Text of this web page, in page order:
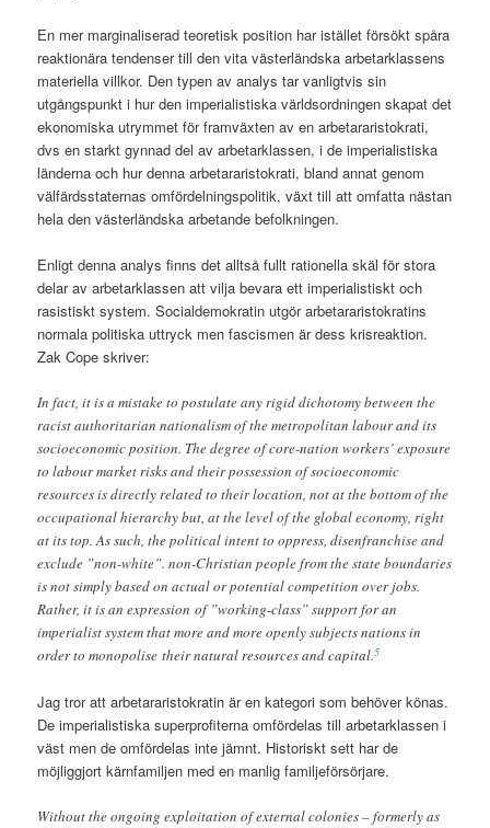
En mer marginaliserad teoretisk position har istället försökt spåra
reaktionära tendenser till den vita västerländska arbetarklassens
materiella villkor. Den typen av analys tar vanligtvis sin
utgångspunkt i hur den imperialistiska världsordningen skapat det
ekonomiska utrymmet för framväxten av en arbetararistokrati,
dvs en starkt gynnad del av arbetarklassen, i de imperialistiska
länderna och hur denna arbetararistokrati, bland annat genom
välfärdsstaternas omfördelningspolitik, växt till att omfatta nästan
hela den västerländska arbetande befolkningen.
Enligt denna analys finns det alltså fullt rationella skäl för stora
delar av arbetarklassen att vilja bevara ett imperialistiskt och
rasistiskt system. Socialdemokratin utgör arbetararistokratins
normala politiska uttryck men fascismen är dess krisreaktion.
Zak Cope skriver:
In fact, it is a mistake to postulate any rigid dichotomy between the
racist authoritarian nationalism of the metropolitan labour and its
socioeconomic position. The degree of core-nation workers’ exposure
to labour market risks and their possession of socioeconomic
resources is directly related to their location, not at the bottom of the
occupational hierarchy but, at the level of the global economy, right
at its top. As such, the political intent to oppress, disenfranchise and
exclude ”non-white”. non-Christian people from the state boundaries
is not simply based on actual or potential competition over jobs.
Rather, it is an expression of ”working-class” support for an
imperialist system that more and more openly subjects nations in
order to monopolise their natural resources and capital.5
Jag tror att arbetararistokratin är en kategori som behöver könas.
De imperialistiska superprofiterna omfördelas till arbetarklassen i
väst men de omfördelas inte jämnt. Historiskt sett har de
möjliggjort kärnfamiljen med en manlig familjeförsörjare.
Without the ongoing exploitation of external colonies – formerly as